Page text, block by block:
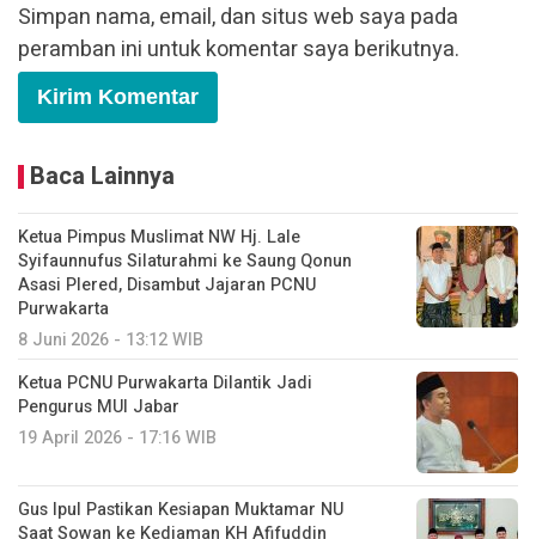
Simpan nama, email, dan situs web saya pada
peramban ini untuk komentar saya berikutnya.
Baca Lainnya
Ketua Pimpus Muslimat NW Hj. Lale
Syifaunnufus Silaturahmi ke Saung Qonun
Asasi Plered, Disambut Jajaran PCNU
Purwakarta
8 Juni 2026 - 13:12 WIB
Ketua PCNU Purwakarta Dilantik Jadi
Pengurus MUI Jabar
19 April 2026 - 17:16 WIB
Gus Ipul Pastikan Kesiapan Muktamar NU
Saat Sowan ke Kediaman KH Afifuddin